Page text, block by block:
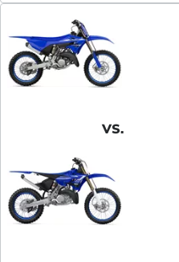
VS.